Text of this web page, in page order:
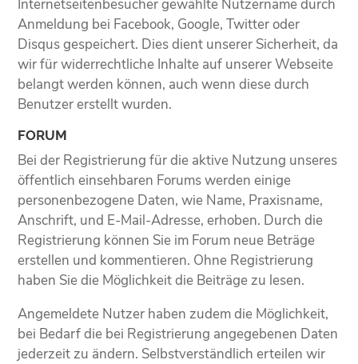
Internetseitenbesucher gewählte Nutzername durch
Anmeldung bei Facebook, Google, Twitter oder
Disqus gespeichert. Dies dient unserer Sicherheit, da
wir für widerrechtliche Inhalte auf unserer Webseite
belangt werden können, auch wenn diese durch
Benutzer erstellt wurden.
FORUM
Bei der Registrierung für die aktive Nutzung unseres
öffentlich einsehbaren Forums werden einige
personenbezogene Daten, wie Name, Praxisname,
Anschrift, und E-Mail-Adresse, erhoben. Durch die
Registrierung können Sie im Forum neue Beträge
erstellen und kommentieren. Ohne Registrierung
haben Sie die Möglichkeit die Beiträge zu lesen.
Angemeldete Nutzer haben zudem die Möglichkeit,
bei Bedarf die bei Registrierung angegebenen Daten
jederzeit zu ändern. Selbstverständlich erteilen wir